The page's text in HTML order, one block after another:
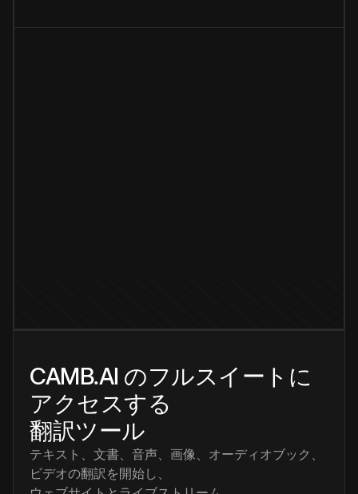
CAMB.AI のフルスイートに
アクセスする
翻訳ツール
テキスト、文書、音声、画像、オーディオブック、
ビデオの翻訳を開始し、